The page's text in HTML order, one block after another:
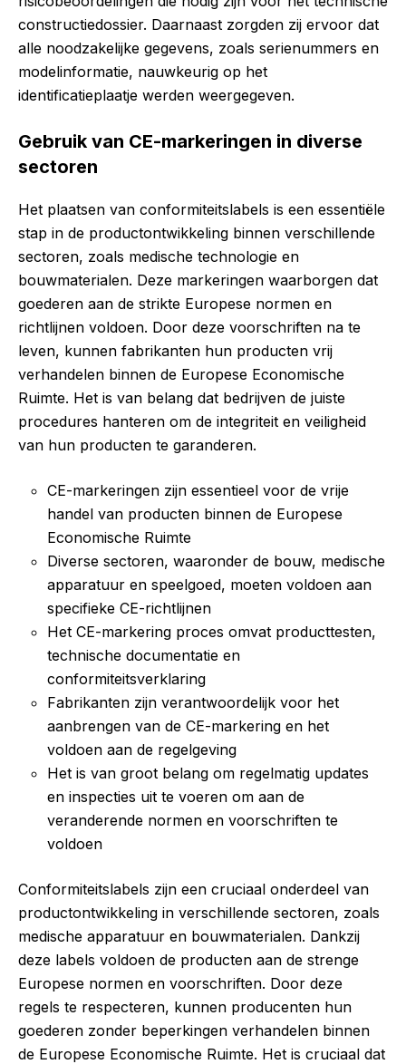
constructiedossier. Daarnaast zorgden zij ervoor dat
alle noodzakelijke gegevens, zoals serienummers en
modelinformatie, nauwkeurig op het
identificatieplaatje werden weergegeven.
Gebruik van CE-markeringen in diverse
sectoren
Het plaatsen van conformiteitslabels is een essentiële
stap in de productontwikkeling binnen verschillende
sectoren, zoals medische technologie en
bouwmaterialen. Deze markeringen waarborgen dat
goederen aan de strikte Europese normen en
richtlijnen voldoen. Door deze voorschriften na te
leven, kunnen fabrikanten hun producten vrij
verhandelen binnen de Europese Economische
Ruimte. Het is van belang dat bedrijven de juiste
procedures hanteren om de integriteit en veiligheid
van hun producten te garanderen.
CE-markeringen zijn essentieel voor de vrije
handel van producten binnen de Europese
Economische Ruimte
Diverse sectoren, waaronder de bouw, medische
apparatuur en speelgoed, moeten voldoen aan
specifieke CE-richtlijnen
Het CE-markering proces omvat producttesten,
technische documentatie en
conformiteitsverklaring
Fabrikanten zijn verantwoordelijk voor het
aanbrengen van de CE-markering en het
voldoen aan de regelgeving
Het is van groot belang om regelmatig updates
en inspecties uit te voeren om aan de
veranderende normen en voorschriften te
voldoen
Conformiteitslabels zijn een cruciaal onderdeel van
productontwikkeling in verschillende sectoren, zoals
medische apparatuur en bouwmaterialen. Dankzij
deze labels voldoen de producten aan de strenge
Europese normen en voorschriften. Door deze
regels te respecteren, kunnen producenten hun
goederen zonder beperkingen verhandelen binnen
de Europese Economische Ruimte. Het is cruciaal dat